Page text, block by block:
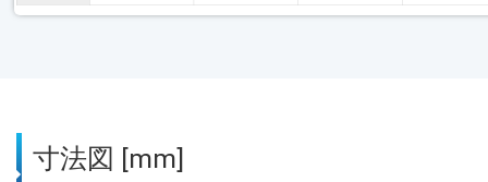
寸法図 [mm]